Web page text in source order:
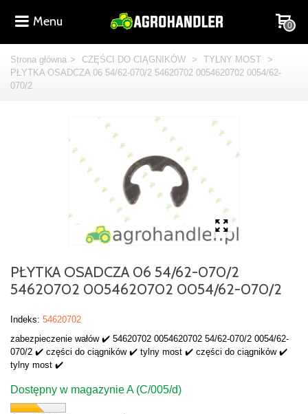
Menu 0
Strona główna > CZĘŚCI DO CIĄGNIKÓW > TYLNY MOST >
PŁYTKA OSADCZA 06 54/62-070/2 54620702 0054620702 0054/62-
070/2
PŁYTKA OSADCZA 06 54/62-070/2
54620702 0054620702 0054/62-070/2
Indeks: 54620702
zabezpieczenie wałów ✔️ 54620702 0054620702 54/62-070/2 0054/62-
070/2 ✔️ części do ciągników ✔️ tylny most ✔️ części do ciągników ✔️
tylny most ✔️
Dostępny w magazynie A (C/005/d)